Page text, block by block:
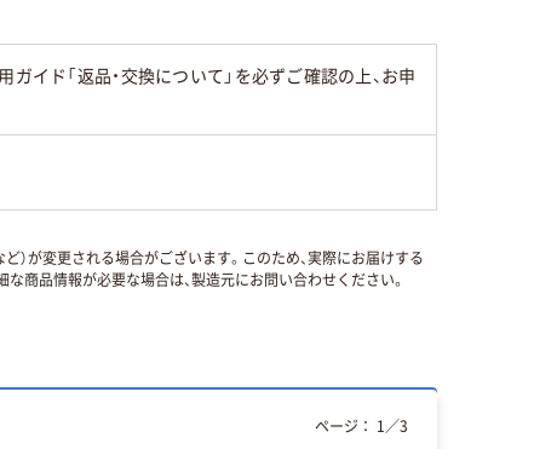
イド「返品・交換について」を必ずご確認の上、お申
）が変更される場合がございます。このため、実際にお届けする
商品情報が必要な場合は、製造元にお問い合わせください。
ページ： 1 ／3